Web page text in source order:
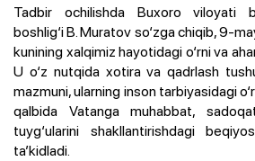
Tadbir ochilishda Buxoro viloyati
boshlig‘i B. Muratov so‘zga chiqib, 9-
kunining xalqimiz hayotidagi o‘rni va
U o‘z nutqida xotira va qadrlash
mazmuni, ularning inson tarbiyasidagi
qalbida Vatanga muhabbat,
tuyg‘ularini shakllantirishdagi
ta’kidladi.